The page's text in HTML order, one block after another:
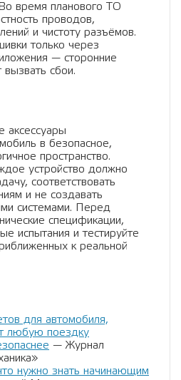
Во время планового ТО
проводов,
и чистоту разъёмов.
только через
— сторонние
сбои.
аксессуары
в безопасное,
пространство.
устройство должно
соответствовать
и не создавать
системами. Перед
спецификации,
испытания и тестируйте
к реальной
для автомобиля,
любую поездку
— Журнал
нужно знать начинающим